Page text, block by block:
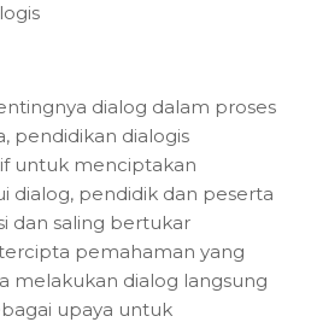
dialog dalam proses
pendidikan dialogis
untuk menciptakan
dialog, pendidik dan peserta
dan saling bertukar
pemahaman yang
melakukan dialog langsung
upaya untuk